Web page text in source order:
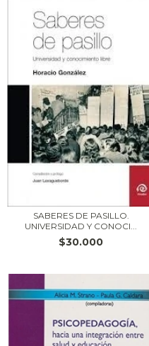
SABERES DE PASILLO.
UNIVERSIDAD Y CONOCI...
$30.000